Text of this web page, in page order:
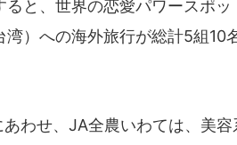
ると、世界の恋愛パワースポ
湾）への海外旅行が総計5組10
わせ、JA全農いわては、美